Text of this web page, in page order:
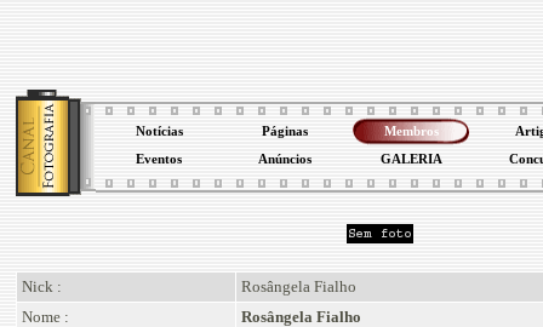
Notícias Páginas Membros
Eventos Anúncios GALERIA
Nick :
Rosângela Fialho
Nome :
Rosângela Fialho